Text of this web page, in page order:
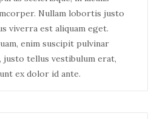
Nullam lobortis justo
viverra est aliquam eget.
enim suscipit pulvinar
justo tellus vestibulum erat,
ex dolor id ante.